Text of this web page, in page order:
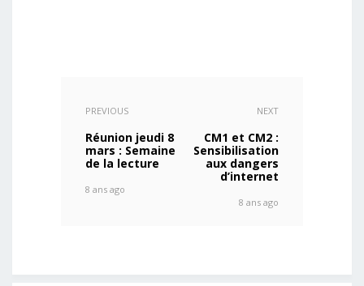
PREVIOUS
Réunion jeudi 8
mars : Semaine
de la lecture
8 ans ago
NEXT
CM1 et CM2 :
Sensibilisation
aux dangers
d’internet
8 ans ago